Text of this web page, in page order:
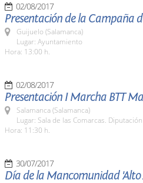
02/08/2017
Presentación de la Campaña
Guijuelo (Salamanca)
Lugar: Ayuntamiento
Hora: 13:00 h.
02/08/2017
Presentación I Marcha BTT
Salamanca (Salamanca)
Lugar: Sala de las Comarcas.
Hora: 11:30 h.
30/07/2017
Día de la Mancomunidad 'Alto